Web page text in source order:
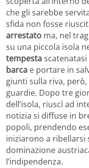
che gli sarebbe
sfida non fosse
arrestato ma, nel
su una piccola isola
tempesta
barca e portare in
giunti sulla riva,
guardie. Dopo tre
dell’isola, riuscì ad
notizia si diffuse in
popoli, prendendo
iniziarono a ribellarsi
dominazione
l’indipendenza.